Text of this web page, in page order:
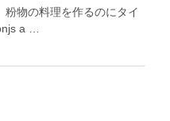
物の料理を作るのにタイ
a …